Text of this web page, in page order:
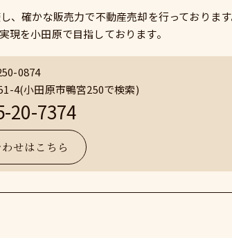
、確かな販売力で不動産売却を行っておりま
を小田原で目指しております。
0874
4(小田原市鴨宮250で検索)
20-7374
せはこちら